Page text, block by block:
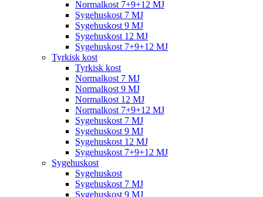
Normalkost 7+9+12 MJ
Sygehuskost 7 MJ
Sygehuskost 9 MJ
Sygehuskost 12 MJ
Sygehuskost 7+9+12 MJ
Tyrkisk kost
Tyrkisk kost
Normalkost 7 MJ
Normalkost 9 MJ
Normalkost 12 MJ
Normalkost 7+9+12 MJ
Sygehuskost 7 MJ
Sygehuskost 9 MJ
Sygehuskost 12 MJ
Sygehuskost 7+9+12 MJ
Sygehuskost
Sygehuskost
Sygehuskost 7 MJ
Sygehuskost 9 MJ